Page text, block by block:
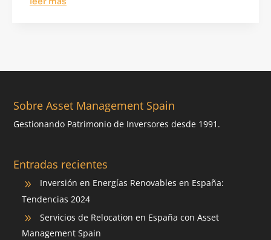
Sobre Asset Management Spain
Gestionando Patrimonio de Inversores desde 1991.
Entradas recientes
9
Inversión en Energías Renovables en España:
Tendencias 2024
9
Servicios de Relocation en España con Asset
Management Spain